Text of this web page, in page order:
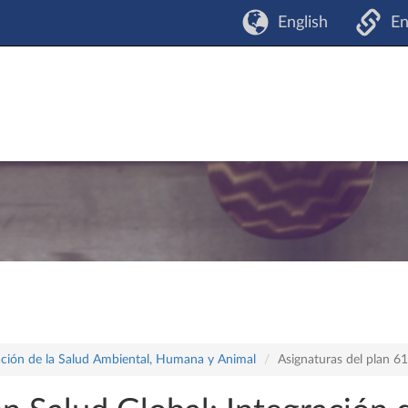
English
de la Salud Ambiental, Humana y Animal Asignaturas del plan